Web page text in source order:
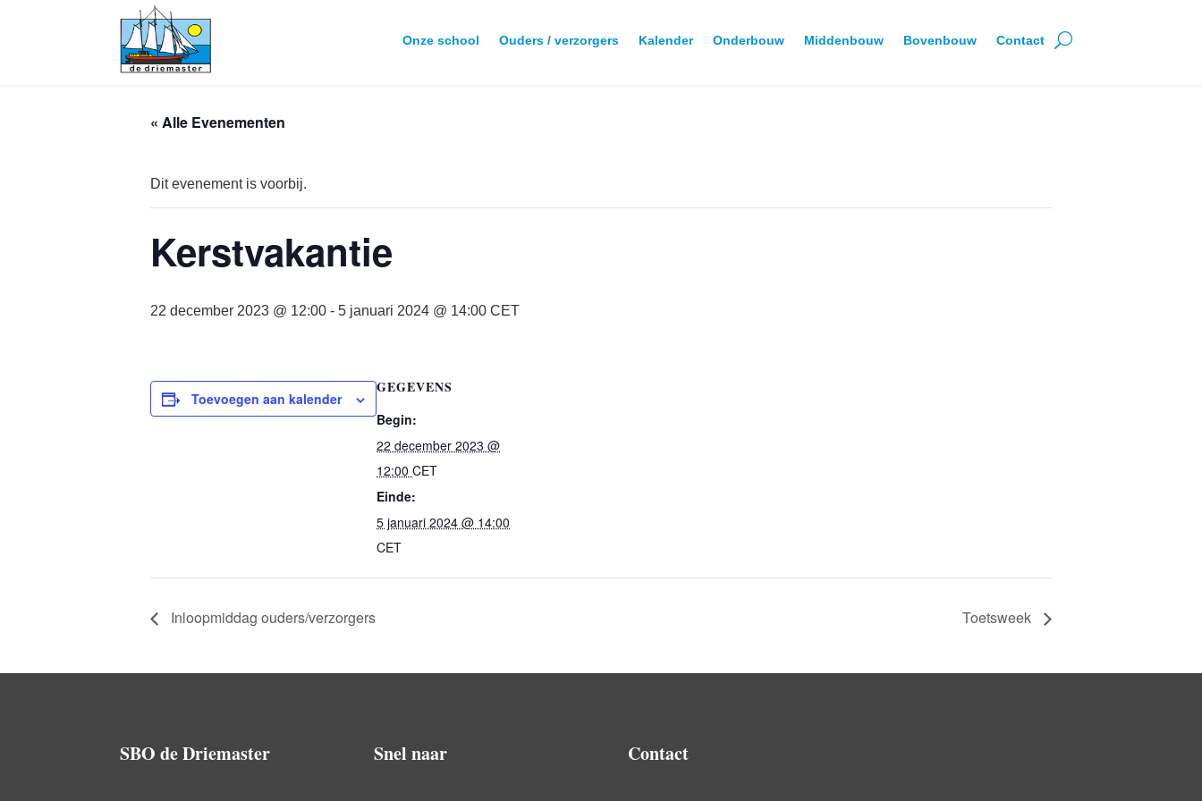
Onze school Ouders / verzorgers Kalender Onderbouw Middenbouw Bovenbouw Contact
« Alle Evenementen
Dit evenement is voorbij.
Kerstvakantie
22 december 2023 @ 12:00 - 5 januari 2024 @ 14:00 CET
Toevoegen aan kalender
GEGEVENS
Begin:
22 december 2023 @
12:00 CET
Einde:
5 januari 2024 @ 14:00
CET
Inloopmiddag ouders/verzorgers Toetsweek
SBO de Driemaster Snel naar Contact